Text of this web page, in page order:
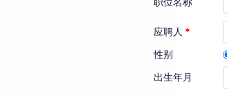
应聘人 *
性别
出生年月